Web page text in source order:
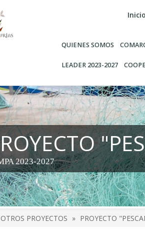
Inicio
QUIENES SOMOS
LEADER 2023-2027
2023-2027
OTROS PROYECTOS PROYECTO